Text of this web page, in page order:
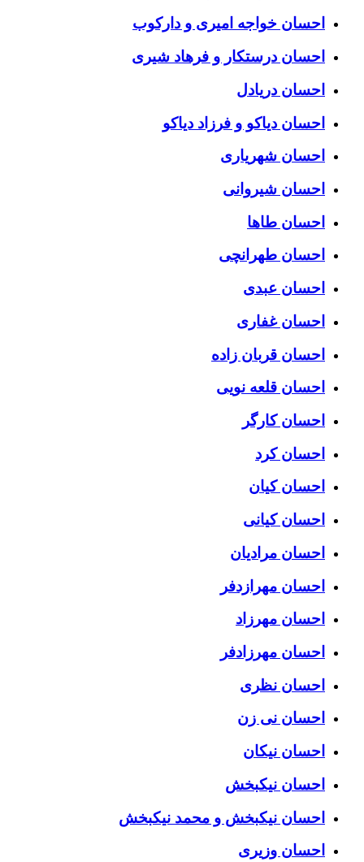
احسان خواجه امیری و دارکوب
احسان درستكار و فرهاد شيرى
احسان دریادل
احسان دیاکو و فرزاد دیاکو
احسان شهریاری
احسان شیروانی
احسان طاها
احسان طهرانچی
احسان عبدی
احسان غفاری
احسان قربان زاده
احسان قلعه نویی
احسان کارگر
احسان کرد
احسان کیان
احسان کیانی
احسان مرادیان
احسان مهرازدفر
احسان مهرزاد
احسان مهرزادفر
احسان نظری
احسان نی زن
احسان نیکان
احسان نیکبخش
احسان نیکبخش و محمد نیکبخش
احسان وزیری